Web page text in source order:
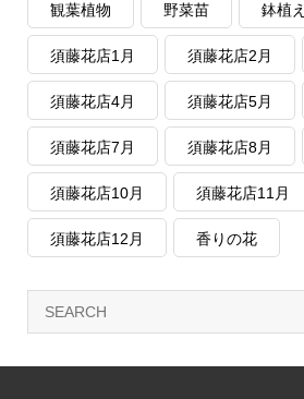
観葉植物 野菜苗 鉢植え
須藤花店1月 須藤花店2月
須藤花店4月 須藤花店5月
須藤花店7月 須藤花店8月
須藤花店10月 須藤花店11月
須藤花店12月 香りの花